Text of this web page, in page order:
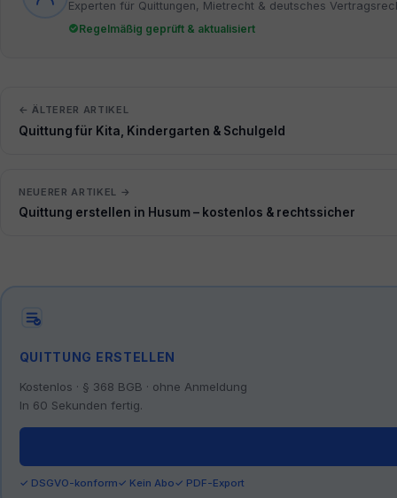
Experten für Quittungen, Mietrecht & deutsches
Regelmäßig geprüft & aktualisiert
← ÄLTERER ARTIKEL
Quittung für Kita, Kindergarten & Schulgeld
NEUERER ARTIKEL →
Quittung erstellen in Husum – kostenlos & rechtssicher
QUITTUNG ERSTELLEN
Kostenlos · § 368 BGB · ohne Anmeldung
In 60 Sekunden fertig.
✓ DSGVO-konform✓ Kein Abo✓ PDF-Export